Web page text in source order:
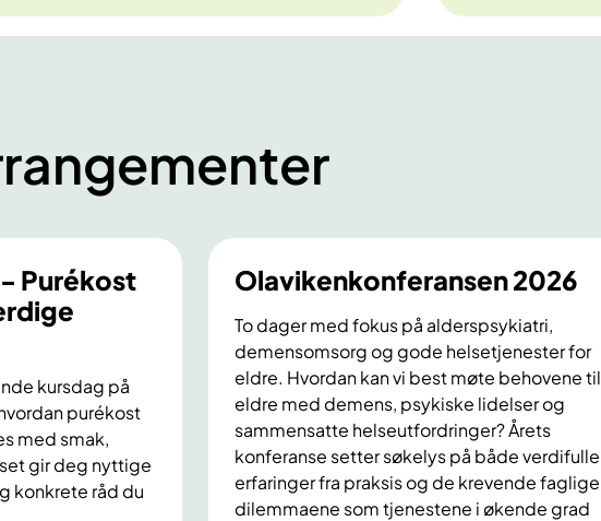
Purékost
kursdag på
purékost
med smak,
gir deg nyttige
konkrete råd du
Olavikenkonferansen 2026
To dager med fokus på alderspsykiatri,
demensomsorg og gode helsetjenester for
eldre. Hvordan kan vi best møte behovene til
eldre med demens, psykiske lidelser og
sammensatte helseutfordringer? Årets
konferanse setter søkelys på både verdifulle
erfaringer fra praksis og de krevende faglige
dilemmaene som tjenestene i økende grad